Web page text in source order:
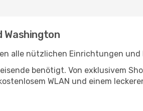
Washington
alle nützlichen Einrichtungen
benötigt. Von exklusivem
WLAN und einem